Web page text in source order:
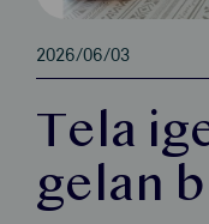
2026/06/03
Tela
gelan